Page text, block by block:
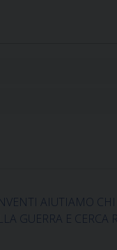
AIUTIAMO CHI
GUERRA E CERCA